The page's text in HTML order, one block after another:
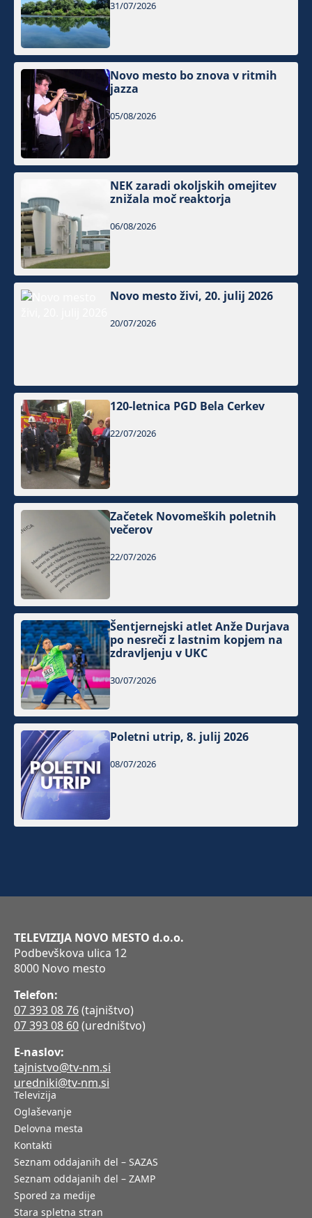
31/07/2026
Novo mesto bo znova v ritmih
jazza
05/08/2026
NEK zaradi okoljskih omejitev
znižala moč reaktorja
06/08/2026
Novo mesto živi, 20. julij 2026
20/07/2026
120-letnica PGD Bela Cerkev
22/07/2026
Začetek Novomeških poletnih
večerov
22/07/2026
Šentjernejski atlet Anže Durjava
po nesreči z lastnim kopjem na
zdravljenju v UKC
30/07/2026
Poletni utrip, 8. julij 2026
08/07/2026
TELEVIZIJA NOVO MESTO d.o.o.
Podbevškova ulica 12
8000 Novo mesto
Telefon:
07 393 08 76(tajništvo)
07 393 08 60(uredništvo)
E-naslov:
tajnistvo@tv-nm.si
uredniki@tv-nm.si
Televizija
Oglaševanje
Delovna mesta
Kontakti
Seznam oddajanih del – SAZAS
Seznam oddajanih del – ZAMP
Spored za medije
Stara spletna stran